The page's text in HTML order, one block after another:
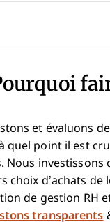
et évaluons
quel point il est
Nous
choix d’achats
de gestion RH
transparents